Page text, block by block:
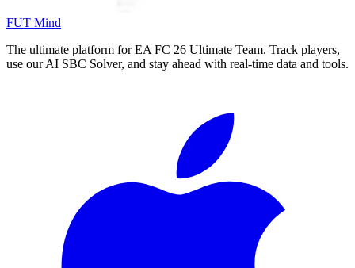
FUT Mind
The ultimate platform for EA FC 26 Ultimate Team. Track players,
use our AI SBC Solver, and stay ahead with real-time data and tools.